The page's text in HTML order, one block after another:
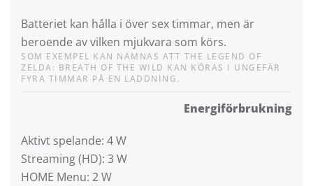
Batteriet kan hålla i över sex timmar, men är
beroende av vilken mjukvara som körs.
SOM EXEMPEL KAN NÄMNAS ATT THE LEGEND OF
ZELDA: BREATH OF THE WILD KAN KÖRAS I UNGEFÄR
FYRA TIMMAR PÅ EN LADDNING.
Energiförbrukning
Aktivt spelande: 4 W
Streaming (HD): 3 W
HOME Menu: 2 W